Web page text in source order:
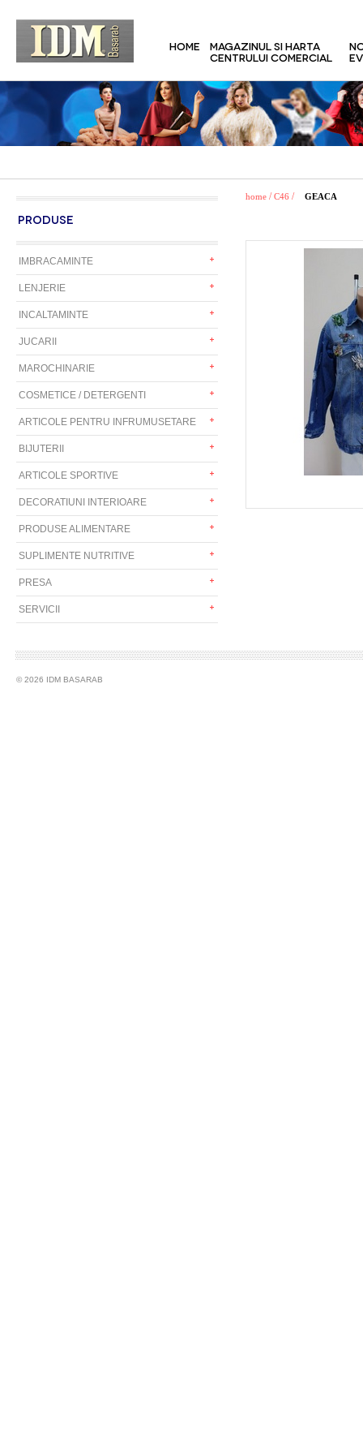
HOME
MAGAZINUL SI HARTA
CENTRULUI COMERCIAL
PRODUSE
IMBRACAMINTE
LENJERIE
INCALTAMINTE
JUCARII
MAROCHINARIE
COSMETICE / DETERGENTI
ARTICOLE PENTRU INFRUMUSETARE
BIJUTERII
ARTICOLE SPORTIVE
DECORATIUNI INTERIOARE
PRODUSE ALIMENTARE
SUPLIMENTE NUTRITIVE
PRESA
SERVICII
home / C46 / GEACA
© 2026 IDM BASARAB